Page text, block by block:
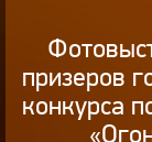
призеров
конкурса